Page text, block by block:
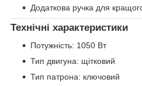
Додаткова ручка для
Технічні характеристики
Потужність: 1050 Вт
Тип двигуна: щітковий
Тип патрона: ключовий